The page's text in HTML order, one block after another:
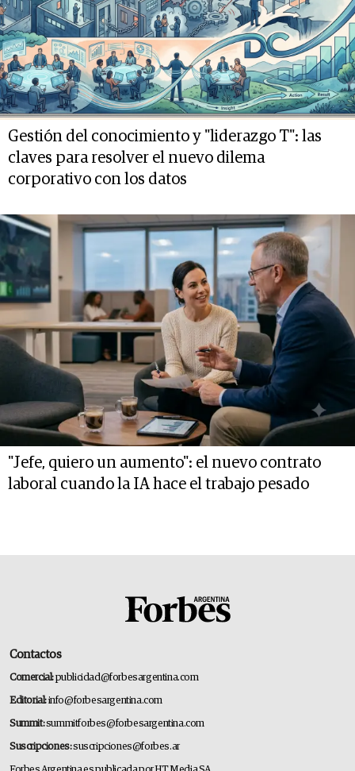
Gestión del conocimiento y "liderazgo T": las
claves para resolver el nuevo dilema
corporativo con los datos
"Jefe, quiero un aumento": el nuevo contrato
laboral cuando la IA hace el trabajo pesado
Contactos
Comercial:publicidad@forbesargentina.com
Editorial:info@forbesargentina.com
Summit:summitforbes@forbesargentina.com
Suscripciones:suscripciones@forbes.ar